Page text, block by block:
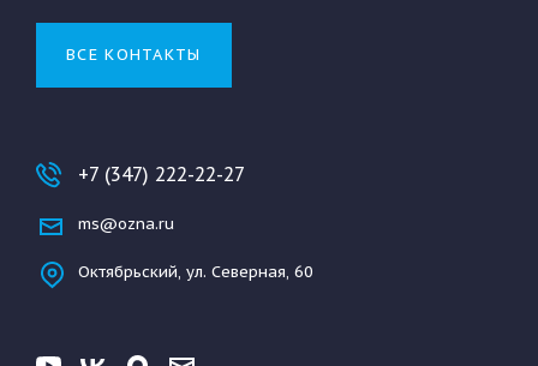
ВСЕ КОНТАКТЫ
+7 (347) 222-22-27
ms@ozna.ru
Октябрьский, ул. Северная, 60